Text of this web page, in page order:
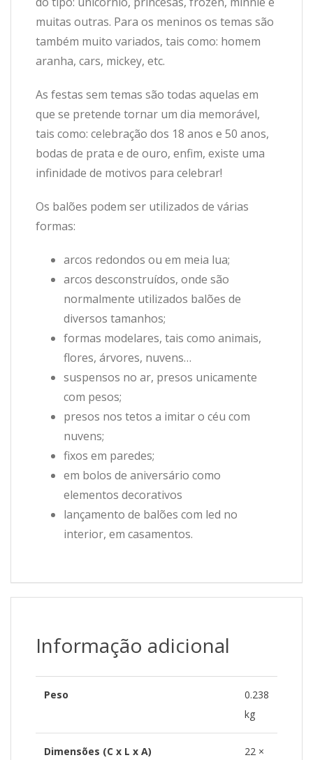
muitas outras. Para os meninos os temas são
também muito variados, tais como: homem
aranha, cars, mickey, etc.
As festas sem temas são todas aquelas em
que se pretende tornar um dia memorável,
tais como: celebração dos 18 anos e 50 anos,
bodas de prata e de ouro, enfim, existe uma
infinidade de motivos para celebrar!
Os balões podem ser utilizados de várias
formas:
arcos redondos ou em meia lua;
arcos desconstruídos, onde são
normalmente utilizados balões de
diversos tamanhos;
formas modelares, tais como animais,
flores, árvores, nuvens…
suspensos no ar, presos unicamente
com pesos;
presos nos tetos a imitar o céu com
nuvens;
fixos em paredes;
em bolos de aniversário como
elementos decorativos
lançamento de balões com led no
interior, em casamentos.
Informação adicional
Peso
0.238
kg
Dimensões (C x L x A)
22 ×